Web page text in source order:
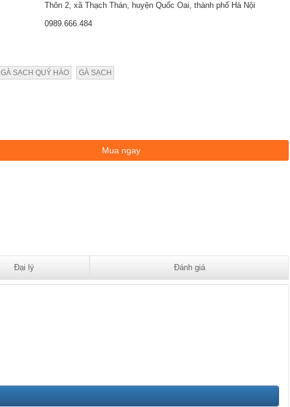
Thôn 2, xã Thạch Thán, huyện Quốc Oai, thành phố Hà Nội
0989.666.484
GÀ SẠCH QUÝ HÀO GÀ SẠCH
Đại lý Đánh giá